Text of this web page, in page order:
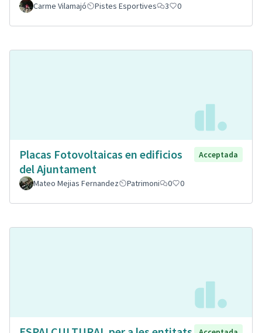
Carme Vilamajó Pistes Esportives 3 0
Placas Fotovoltaicas en edificios
del Ajuntament
Acceptada
Mateo Mejias Fernandez Patrimoni 0 0